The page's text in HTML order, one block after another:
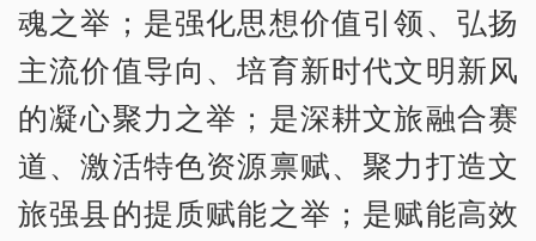
魂之举；是强化思想价值引领、弘扬
主流价值导向、培育新时代文明新风
的凝心聚力之举；是深耕文旅融合赛
道、激活特色资源禀赋、聚力打造文
旅强县的提质赋能之举；是赋能高效